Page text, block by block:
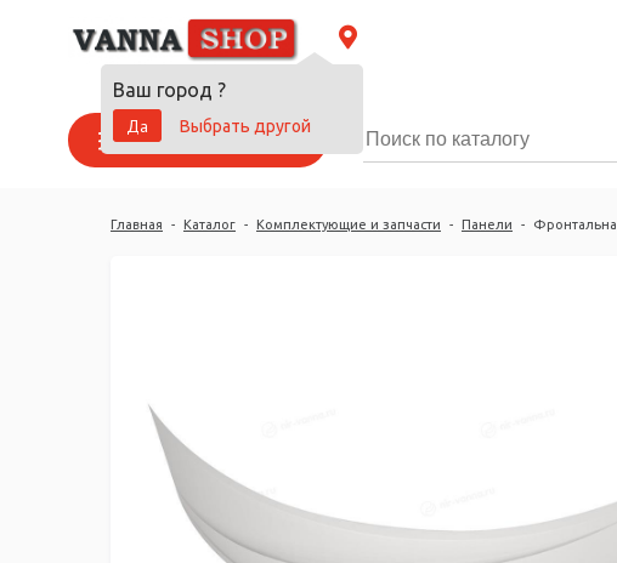
Ваш город ?
Да
Выбрать другой
Каталог товаров
Главная - Каталог - Комплектующие и запчасти - Панели -